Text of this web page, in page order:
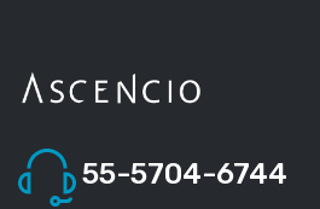
55-5704-6744